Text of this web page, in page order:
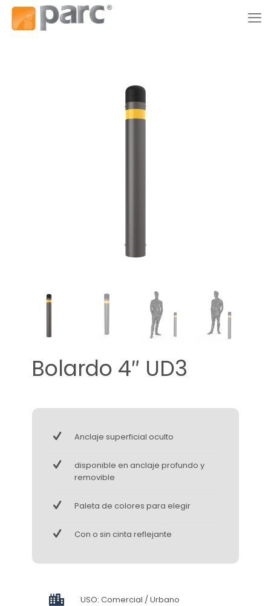
Bolardo 4″ UD3
Anclaje superficial oculto
disponible en anclaje profundo y
removible
Paleta de colores para elegir
Con o sin cinta reflejante
USO: Comercial / Urbano